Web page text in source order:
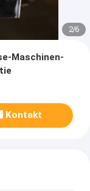
2/6
Maschinen-
Kontakt